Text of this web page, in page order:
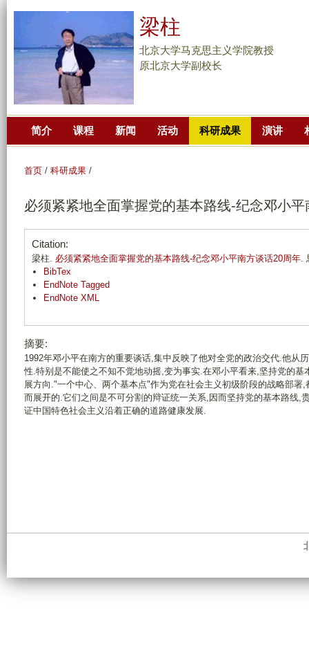
主
分
梁柱
北京大学马克思主义学院教授
原北京大学副校长
简介 课程 新闻 活动 科研成果 演讲
首页 / 科研成果 /
必须紧紧地全面掌握党的基本路线-纪念邓小
Citation:
梁柱. 必须紧紧地全面掌握党的基本路线-纪念邓小平南方谈话20周年.
BibTex
EndNote Tagged
EndNote XML
摘要:
1992年邓小平在南方的重要谈话,集中反映了他对全党的政治交代.他从
性.特别是不能使之不知不觉地动摇,变为事实.在邓小平看来,坚持党的
展方向."一个中心、两个基本点"作为党在社会主义初级阶段的战略部
而展开的.它们之间是不可分割的辩证统一关系,因而坚持党的基本路线,
证中国特色社会主义沿着正确的道路健康发展.